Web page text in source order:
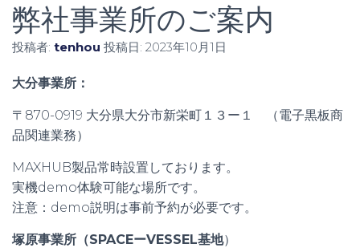
弊社事業所のご案内
投稿者: tenhou 投稿日: 2023年10月1日
大分事業所：
〒870-0919 大分県大分市新栄町１３ー１ （電子黒板商
品関連業務）
MAXHUB製品常時設置しております。
実機demo体験可能な場所です。
注意：demo説明は事前予約が必要です。
塚原事業所（SPACEーVESSEL基地）